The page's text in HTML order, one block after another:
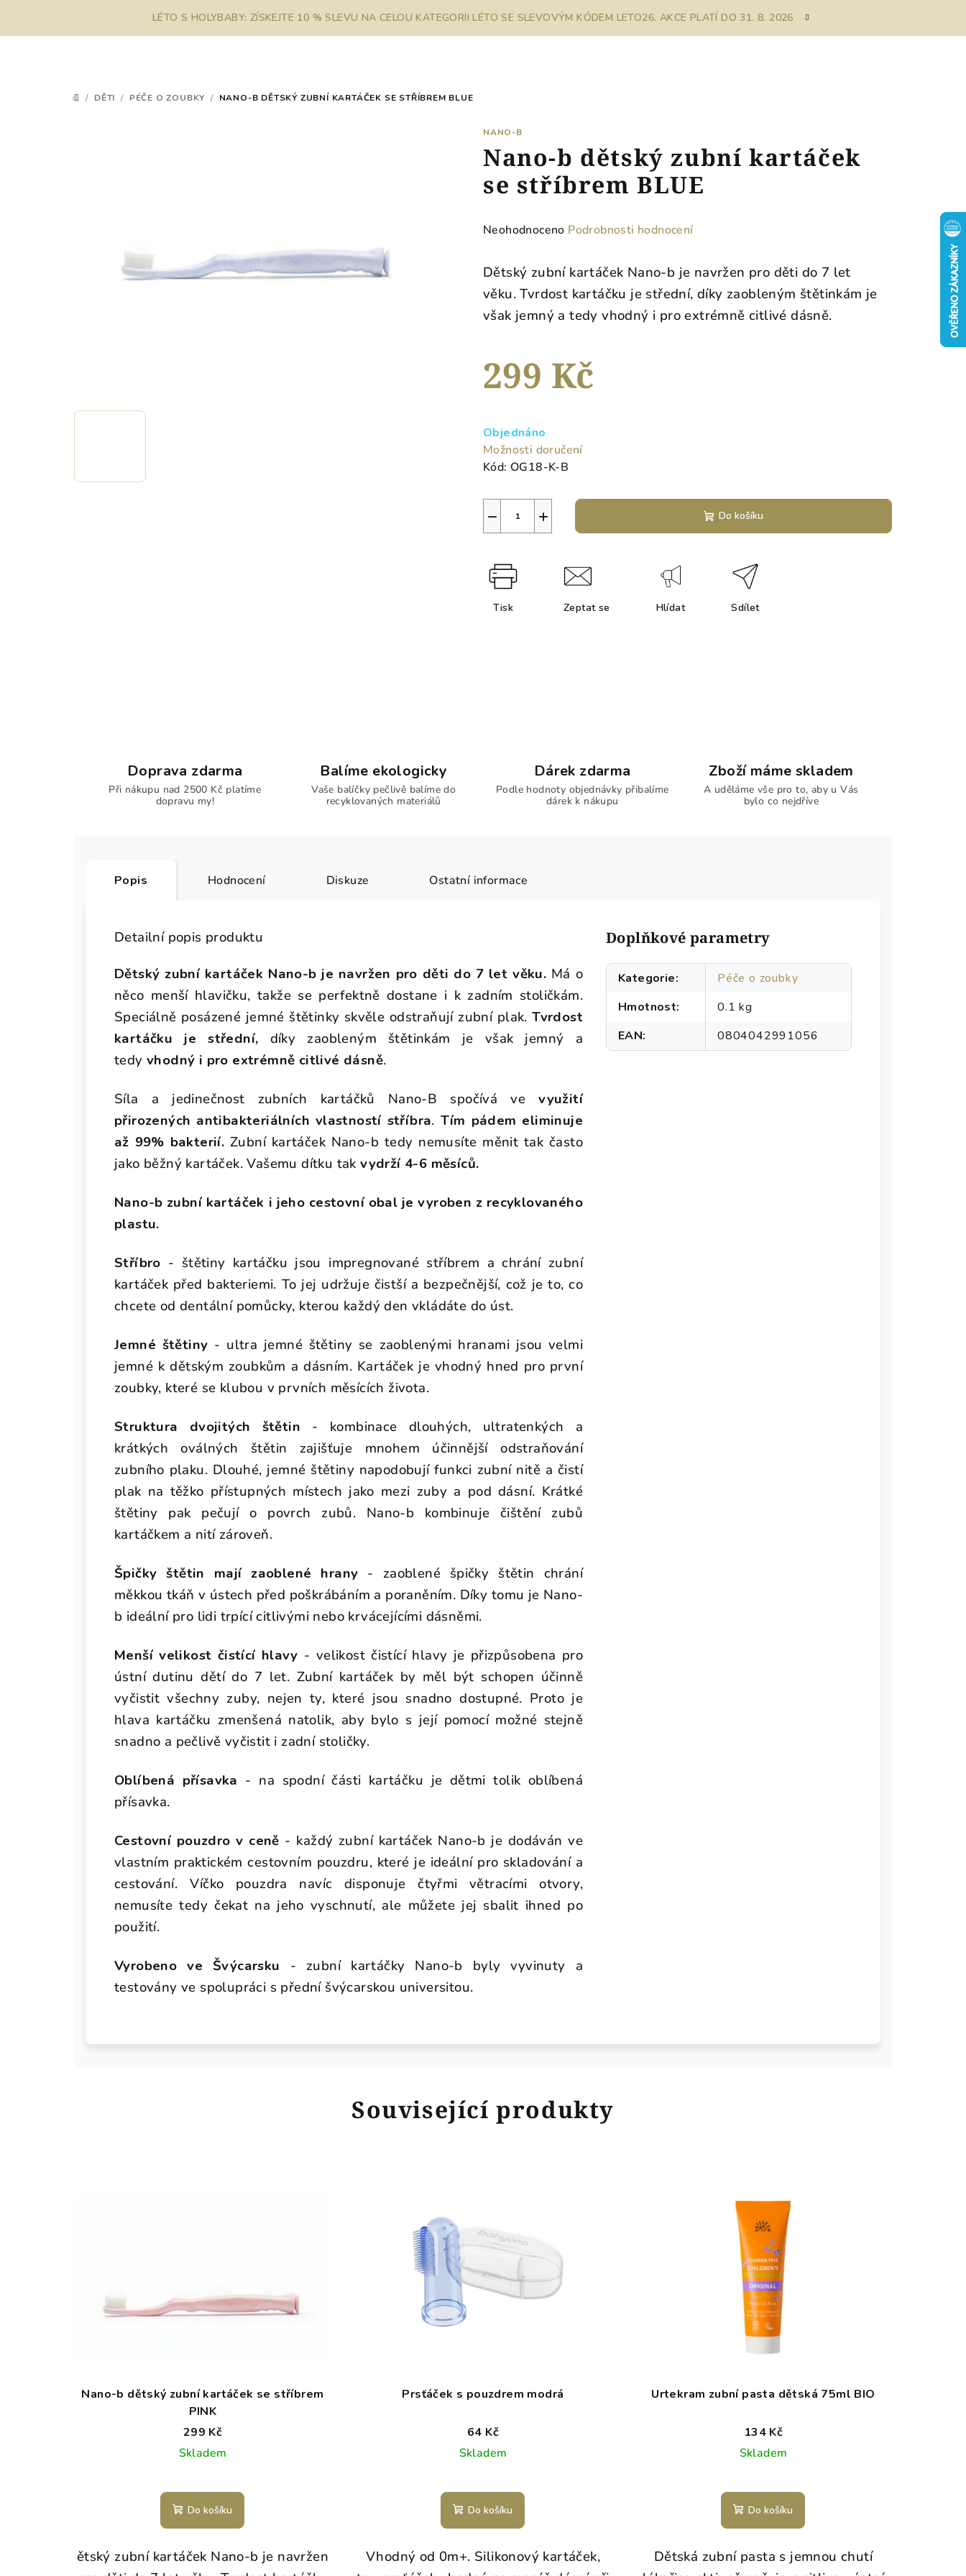
LÉTO S HOLYBABY: ZÍSKEJTE 10 % SLEVU NA CELOU KATEGORII LÉTO SE SLEVOVÝM KÓDEM LETO26. AKCE PLATÍ DO 31. 8. 2026
DOMŮ
/ DĚTI / PÉČE O ZOUBKY / NANO-B DĚTSKÝ ZUBNÍ KARTÁČEK SE STŘÍBREM BLUE
NANO-B
Nano-b dětský zubní kartáček
se stříbrem BLUE
Průměrné
produktu
je
0,0
z
Neohodnoceno Podrobnosti hodnocení
Dětský zubní kartáček Nano-b je navržen pro děti do 7 let
věku. Tvrdost kartáčku je střední, díky zaobleným štětinkám je
však jemný a tedy vhodný i pro extrémně citlivé dásně.
299 Kč
cena:
Objednáno
Možnosti doručení
Kód: OG18-K-B
+
− Do košíku
Tisk Zeptat se Hlídat Sdílet
Doprava zdarma
Při nákupu nad 2500 Kč platíme
dopravu my!
Balíme ekologicky
Vaše balíčky pečlivě balíme do
recyklovaných materiálů
Dárek zdarma
Podle hodnoty objednávky přibalíme
dárek k nákupu
Zboží máme skladem
A uděláme vše pro to, aby u Vás
bylo co nejdříve
Popis Hodnocení Diskuze Ostatní informace
Detailní popis produktu
Dětský zubní kartáček Nano-b je navržen pro děti do 7 let věku. Má o
něco menší hlavičku, takže se perfektně dostane i k zadním stoličkám.
Speciálně posázené jemné štětinky skvěle odstraňují zubní plak.Tvrdost
kartáčku je střední, díky zaobleným štětinkám je však jemný a
tedy vhodný i pro extrémně citlivé dásně.
Síla a jedinečnost zubních kartáčků Nano-B spočívá vevyužití
přirozených antibakteriálních vlastností stříbra. Tím pádem eliminuje
až 99% bakterií. Zubní kartáček Nano-b tedy nemusíte měnit tak často
jako běžný kartáček. Vašemu dítku takvydrží 4-6 měsíců.
Nano-b zubní kartáček i jeho cestovní obal je vyroben z recyklovaného
plastu.
Stříbro - štětiny kartáčku jsou impregnované stříbrem a chrání zubní
kartáček před bakteriemi. To jej udržuje čistší a bezpečnější, což je to, co
chcete od dentální pomůcky, kterou každý den vkládáte do úst.
Jemné štětiny - ultra jemné štětiny se zaoblenými hranami jsou velmi
jemné k dětským zoubkům a dásním. Kartáček je vhodný hned pro první
zoubky, které se klubou v prvních měsících života.
Struktura dvojitých štětin - kombinace dlouhých, ultratenkých a
krátkých oválných štětin zajišťuje mnohem účinnější odstraňování
zubního plaku. Dlouhé, jemné štětiny napodobují funkci zubní nitě a čistí
plak na těžko přístupných místech jako mezi zuby a pod dásní. Krátké
štětiny pak pečují o povrch zubů. Nano-b kombinuje čištění zubů
kartáčkem a nití zároveň.
Špičky štětin mají zaoblené hrany - zaoblené špičky štětin chrání
měkkou tkáň v ústech před poškrábáním a poraněním. Díky tomu je Nano-
b ideální pro lidi trpící citlivými nebo krvácejícími dásněmi.
Menší velikost čistící hlavy - velikost čistící hlavy je přizpůsobena pro
ústní dutinu dětí do 7 let. Zubní kartáček by měl být schopen účinně
vyčistit všechny zuby, nejen ty, které jsou snadno dostupné. Proto je
hlava kartáčku zmenšená natolik, aby bylo s její pomocí možné stejně
snadno a pečlivě vyčistit i zadní stoličky.
Oblíbená přísavka - na spodní části kartáčku je dětmi tolik oblíbená
přísavka.
Cestovní pouzdro v ceně - každý zubní kartáček Nano-b je dodáván ve
vlastním praktickém cestovním pouzdru, které je ideální pro skladování a
cestování. Víčko pouzdra navíc disponuje čtyřmi větracími otvory,
nemusíte tedy čekat na jeho vyschnutí, ale můžete jej sbalit ihned po
použití.
Vyrobeno ve Švýcarsku - zubní kartáčky Nano-b byly vyvinuty a
testovány ve spolupráci s přední švýcarskou universitou.
Doplňkové parametry
Kategorie:
Péče o zoubky
Hmotnost:
0.1 kg
EAN: 0804042991056
Související produkty
Nano-b dětský zubní kartáček se stříbrem
PINK
299 Kč
Skladem
Do košíku
ětský zubní kartáček Nano-b je navržen
Prsťáček s pouzdrem modrá
64 Kč
Skladem
Do košíku
Vhodný od 0m+. Silikonový kartáček,
Urtekram zubní pasta dětská 75ml BIO
134 Kč
Skladem
Do košíku
Dětská zubní pasta s jemnou chutí